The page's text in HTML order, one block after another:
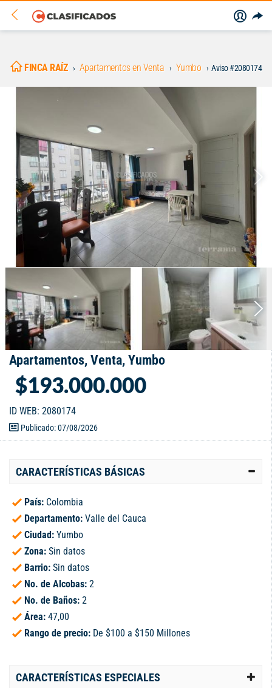
FINCA RAÍZ Apartamentos en Venta Yumbo Aviso #2080174
Apartamentos, Venta, Yumbo
$193.000.000
ID WEB: 2080174
Publicado: 07/08/2026
CARACTERÍSTICAS BÁSICAS
País: Colombia
Departamento: Valle del Cauca
Ciudad: Yumbo
Zona: Sin datos
Barrio: Sin datos
No. de Alcobas: 2
No. de Baños: 2
Área: 47,00
Rango de precio: De $100 a $150 Millones
CARACTERÍSTICAS ESPECIALES